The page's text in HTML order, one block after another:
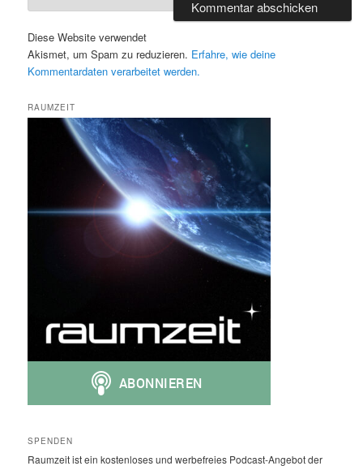
Diese Website verwendet
Akismet, um Spam zu reduzieren. Erfahre, wie deine
Kommentardaten verarbeitet werden.
RAUMZEIT
SPENDEN
Raumzeit ist ein kostenloses und werbefreies Podcast-Angebot der